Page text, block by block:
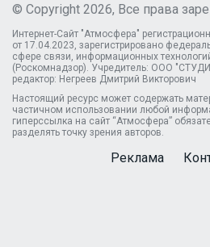
© Copyright 2026, Все права
Интернет-Сайт "Атмосфера"
от 17.04.2023, зарегистрировано
сфере связи, информационных
(Роскомнадзор). Учредитель: ООО
редактор: Негреев Дмитрий Викторович
Настоящий ресурс может содержать
частичном использовании любой
гиперссылка на сайт “Атмосфера”
разделять точку зрения авторов.
Реклама